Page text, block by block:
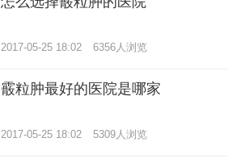
2017-05-25 18:02 6356人浏览
霰粒肿最好的医院是哪家
2017-05-25 18:02 5309人浏览